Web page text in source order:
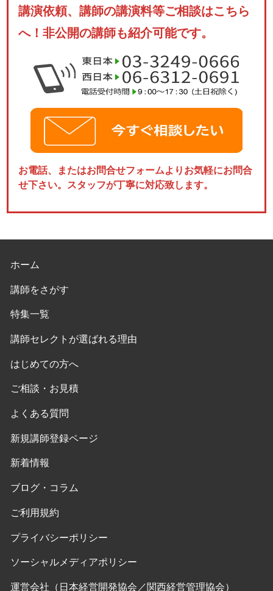
講演依頼、講師の講演料等ご相談はこちら
へ！非公開の講師も紹介可能です。
お電話、またはお問合せフォームよりお気軽にお問合
せ下さい。スタッフが丁寧に対応致します。
ホーム
講師をさがす
特集一覧
講師セレクトが選ばれる理由
はじめての方へ
ご相談・お見積
よくある質問
新規講師登録ページ
新着情報
ブログ・コラム
ご利用規約
プライバシーポリシー
ソーシャルメディアポリシー
運営会社（日本経営開発協会／関西経営管理協会）